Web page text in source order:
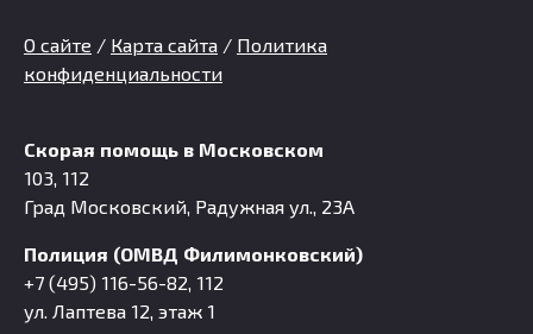
О сайте / Карта сайта / Политика
конфиденциальности
Скорая помощь в Московском
103, 112
Град Московский, Радужная ул., 23А
Полиция (ОМВД Филимонковский)
+7 (495) 116-56-82, 112
ул. Лаптева 12, этаж 1